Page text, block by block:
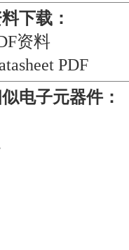
下载：
资料
PDF
电子元器件：